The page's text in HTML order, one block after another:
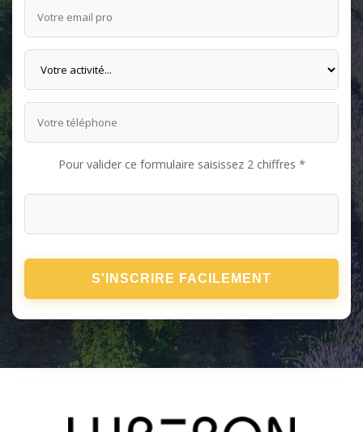
Pour valider ce formulaire saisissez 2 chiffres *
S'INSCRIRE FACILEMENT